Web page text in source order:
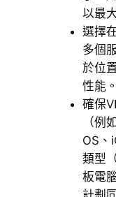
以最
選擇
多個
於位
性能。
確保
（例
OS、
類型
板電